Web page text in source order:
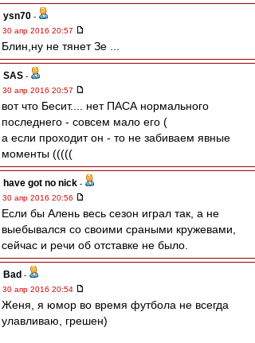
ysn70 -
30 апр 2016 20:57
Блин,ну не тянет Зе ...
SAS -
30 апр 2016 20:57
вот что Бесит.... нет ПАСА нормального
последнего - совсем мало его (
а если проходит он - то не забиваем явные
моменты (((((
have got no nick -
30 апр 2016 20:56
Если бы Алень весь сезон играл так, а не
выебывался со своими сраными кружевами,
сейчас и речи об отставке не было.
Bad -
30 апр 2016 20:54
Женя, я юмор во время футбола не всегда
улавливаю, грешен)